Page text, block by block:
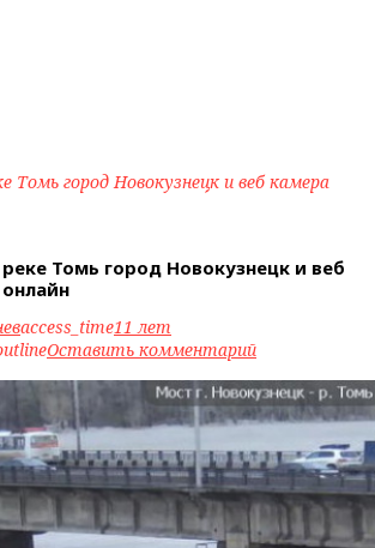
Томь город Новокузнецк и веб камера
Томь город Новокузнецк и веб
access_time11 лет
Оставить комментарий